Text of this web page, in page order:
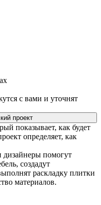
с вами и уточнят
проект
показывает, как будет
определяет, как
помогут
создадут
раскладку плитки
материалов.